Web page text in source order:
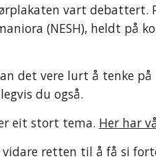
vart debattert.
(NESH), heldt på
det vere lurt å tenke
du også.
eit stort tema. Her har
retten til å få si